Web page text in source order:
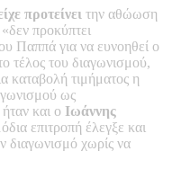
προτείνει την αθώωση
προκύπτει
Παππά για να ευνοηθεί ο
τέλος του διαγωνισμού,
καταβολή τιμήματος η
ως
και ο Ιωάννης
επιτροπή έλεγξε και
διαγωνισμό χωρίς να